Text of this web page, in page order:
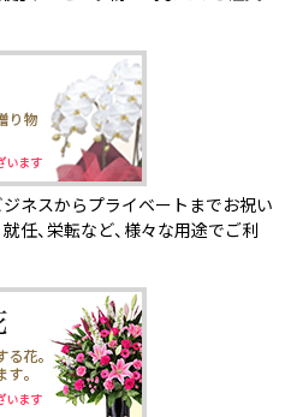
ネスからプライベートまでお祝い
任、栄転など、様々な用途でご利